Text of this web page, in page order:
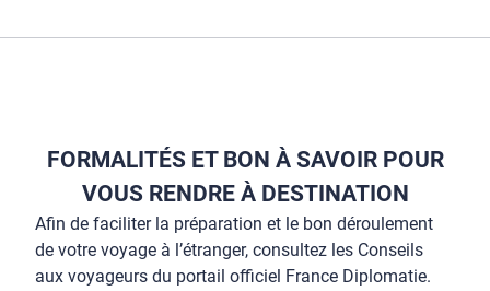
FORMALITÉS ET BON À SAVOIR POUR
VOUS RENDRE À DESTINATION
Afin de faciliter la préparation et le bon déroulement
de votre voyage à l’étranger, consultez les Conseils
aux voyageurs du portail officiel France Diplomatie.